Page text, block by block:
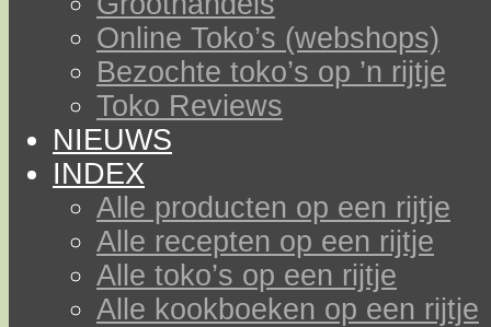
Online Toko’s (webshops)
Bezochte toko’s op ’n rijtje
Toko Reviews
NIEUWS
INDEX
Alle producten op een rijtje
Alle recepten op een rijtje
Alle toko’s op een rijtje
Alle kookboeken op een rijtje